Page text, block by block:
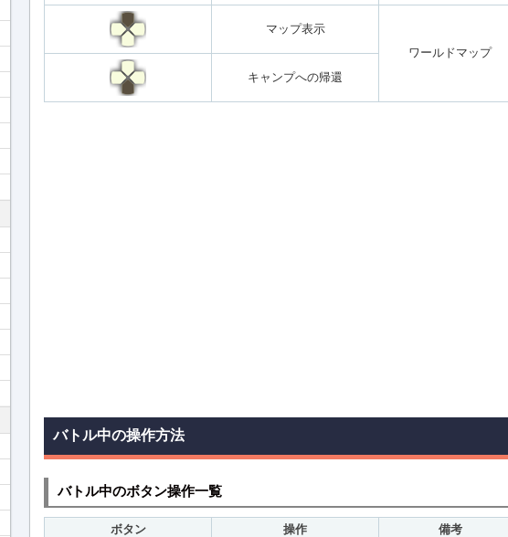
マップ表示
ワールドマップ
キャンプへの帰還
バトル中の操作方法
バトル中のボタン操作一覧
ボタン 操作 備考